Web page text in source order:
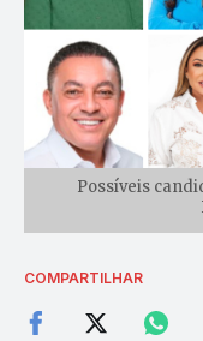
Possíveis
COMPARTILHAR